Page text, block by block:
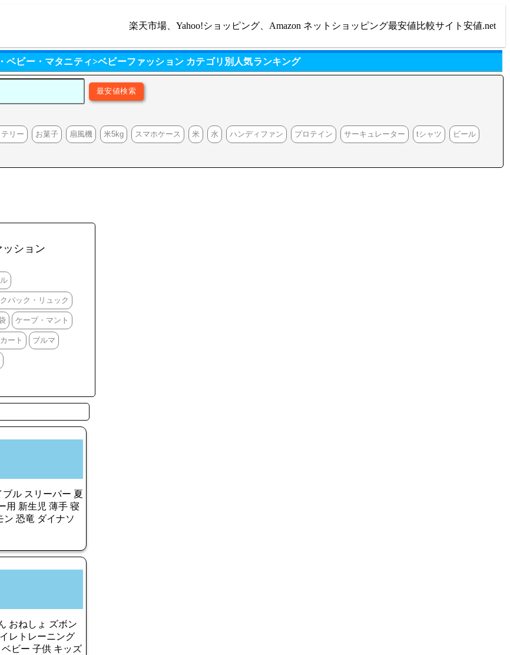
楽天市場、Yahoo!ショッピング、Amazon ネットショッピング最安値比較サイト安値.net
ベビー・マタニティ>ベビーファッション カテゴリ別人気ランキング
リー お菓子 扇風機 米5kg スマホケース 米 水 ハンディファン プロテイン サーキュレーター tシャツ ビール
ッション
パック・リュック
ケープ・マント
ート ブルマ
ブル スリーパー 夏
用 新生児 薄手 寝
ン 恐竜 ダイナソ
おねしょ ズボン
レトレーニング
ビー 子供 キッズ